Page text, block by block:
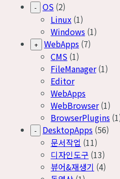
- OS (2)
Linux (1)
Windows (1)
+ WebApps (7)
CMS (1)
FileManager (1)
Editor
WebApps
WebBrowser (1)
BrowserPlugins
- DesktopApps (56)
문서작업 (11)
디자인도구 (13)
뷰어&재생기 (4)